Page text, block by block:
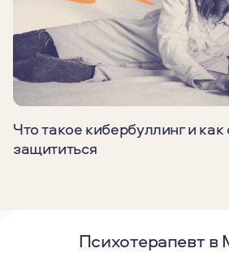
Что такое кибербуллинг и как
защититься
Психотерапевт в